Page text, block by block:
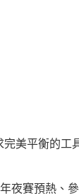
美平衡的工
夜賽預熱、